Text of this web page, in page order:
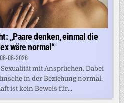
„Paare denken, einmal die
wäre normal“
08-08-2026
mit Ansprüchen. Dabei
in der Beziehung normal.
ist kein Beweis für...